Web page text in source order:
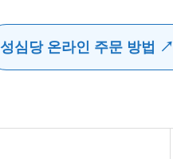
성심당 온라인 주문 방법 ↗